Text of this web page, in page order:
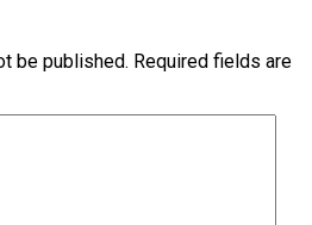
be published. Required fields are